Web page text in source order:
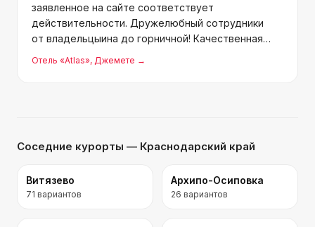
заявленное на сайте соответствует
действительности. Дружелюбный сотрудники
от владельцыина до горничной! Качественная
Отель «Atlas», Джемете →
Соседние курорты — Краснодарский край
Витязево
71 вариантов
Архипо-Осиповка
26 вариантов